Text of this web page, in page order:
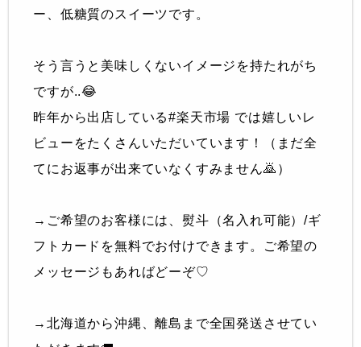
ー、低糖質のスイーツです。
そう言うと美味しくないイメージを持たれがち
ですが..😂
昨年から出店している#楽天市場 では嬉しいレ
ビューをたくさんいただいています！（まだ全
てにお返事が出来ていなくすみません🙇）
→ご希望のお客様には、熨斗（名入れ可能）/ギ
フトカードを無料でお付けできます。ご希望の
メッセージもあればどーぞ♡
→北海道から沖縄、離島まで全国発送させてい